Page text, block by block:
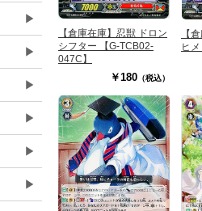
▶
▶
▶
▶
▶
▶
【倉庫在庫】忍獣 ドロン
シフター 【G-TCB02-
047C】
￥180 （税込）
【
ヒ